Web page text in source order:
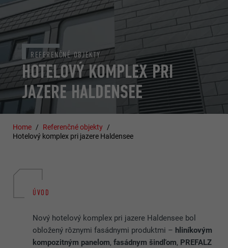
HOTELOVÝ KOMPLEX PRI
JAZERE HALDENSEE
REFERENČNÉ OBJEKTY
Home
Referenčné objekty
Hotelový komplex pri jazere Haldensee
ÚVOD
Nový hotelový komplex pri jazere Haldensee bol
obložený rôznymi fasádnymi produktmi – hliníkovým
kompozitným panelom,fasádnym šindľom, PREFALZ